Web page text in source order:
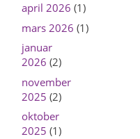
april 2026 (1)
mars 2026 (1)
januar
2026 (2)
november
2025 (2)
oktober
2025 (1)